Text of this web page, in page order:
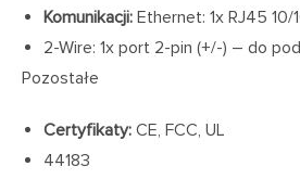
Komunikacji: Ethernet: 1x RJ45 10/
2-Wire: 1x port 2-pin (+/-) – do
Pozostałe
Certyfikaty: CE, FCC, UL
44183